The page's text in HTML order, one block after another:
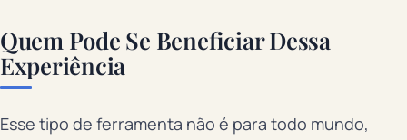
Quem Pode Se Beneficiar Dessa
Experiência
Esse tipo de ferramenta não é para todo mundo,